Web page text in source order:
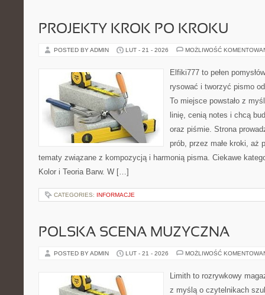
PROJEKTY KROK PO KROKU
POSTED BY ADMIN LUT - 21 - 2026 MOŻLIWOŚĆ
Elfiki777 to pełen
rysować i tworzyć pismo
To miejsce powstało z
linię, cenią notes i chcą
oraz piśmie. Strona
prób, przez małe kroki, aż
tematy związane z kompozycją i harmonią pisma. Ciekawe
Kolor i Teoria Barw. W […]
CATEGORIES: INFORMACJE
POLSKA SCENA MUZYCZNA
POSTED BY ADMIN LUT - 21 - 2026 MOŻLIWOŚĆ
Limith to rozrywkowy
z myślą o czytelnikach